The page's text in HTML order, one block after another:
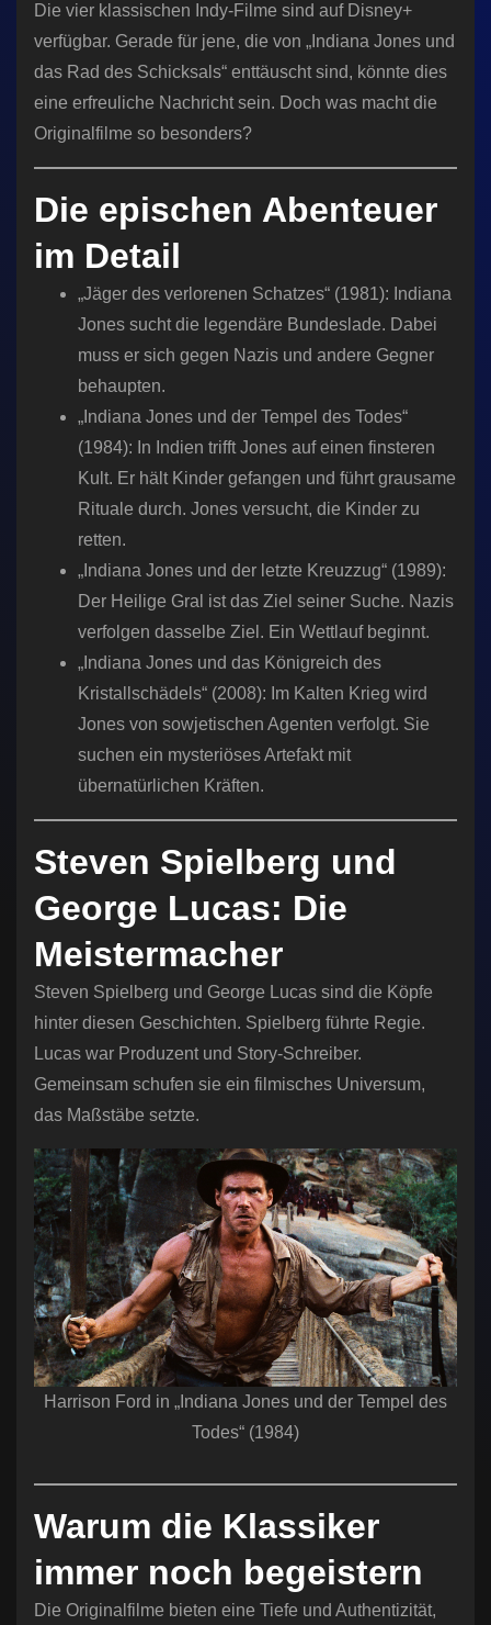
Die vier klassischen Indy-Filme sind auf Disney+
verfügbar. Gerade für jene, die von „Indiana Jones und
das Rad des Schicksals“ enttäuscht sind, könnte dies
eine erfreuliche Nachricht sein. Doch was macht die
Originalfilme so besonders?
Die epischen Abenteuer
im Detail
„Jäger des verlorenen Schatzes“ (1981): Indiana
Jones sucht die legendäre Bundeslade. Dabei
muss er sich gegen Nazis und andere Gegner
behaupten.
„Indiana Jones und der Tempel des Todes“
(1984): In Indien trifft Jones auf einen finsteren
Kult. Er hält Kinder gefangen und führt grausame
Rituale durch. Jones versucht, die Kinder zu
retten.
„Indiana Jones und der letzte Kreuzzug“ (1989):
Der Heilige Gral ist das Ziel seiner Suche. Nazis
verfolgen dasselbe Ziel. Ein Wettlauf beginnt.
„Indiana Jones und das Königreich des
Kristallschädels“ (2008): Im Kalten Krieg wird
Jones von sowjetischen Agenten verfolgt. Sie
suchen ein mysteriöses Artefakt mit
übernatürlichen Kräften.
Steven Spielberg und
George Lucas: Die
Meistermacher
Steven Spielberg und George Lucas sind die Köpfe
hinter diesen Geschichten. Spielberg führte Regie.
Lucas war Produzent und Story-Schreiber.
Gemeinsam schufen sie ein filmisches Universum,
das Maßstäbe setzte.
Harrison Ford in „Indiana Jones und der Tempel des
Todes“ (1984)
Warum die Klassiker
immer noch begeistern
Die Originalfilme bieten eine Tiefe und Authentizität,